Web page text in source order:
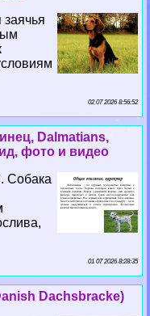
02 07 2026 8:56:52
Dalmatians,
фото и видео
Собака
01 07 2026 8:28:35
Dachsbracke)